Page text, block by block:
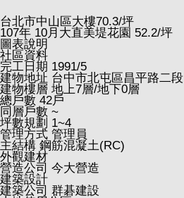
台北市中山區大樓70.3/坪
107年 10月大直美堤花園 52.2/坪
圖表說明
社區資料
完工日期 1991/5
建物地址 台中市北屯區昌平路二段
建物樓層 地上7層/地下0層
總戶數 42戶
同層戶數 ~
坪數規劃 1~4
管理方式 管理員
主結構 鋼筋混凝土(RC)
外觀建材
營造公司 今大營造
建築設計
建築公司 群碁建設